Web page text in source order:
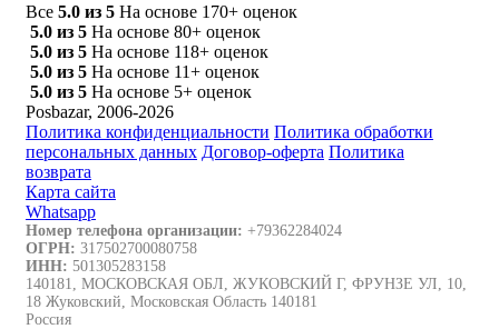
Все 5.0 из 5 На основе 170+ оценок
5.0 из 5 На основе 80+ оценок
5.0 из 5 На основе 118+ оценок
5.0 из 5 На основе 11+ оценок
5.0 из 5 На основе 5+ оценок
Posbazar, 2006-2026
Политика конфиденциальности Политика обработки
персональных данных Договор-оферта Политика
возврата
Карта сайта
Whatsapp
Номер телефона организации: +79362284024
ОГРН: 317502700080758
ИНН: 501305283158
140181, МОСКОВСКАЯ ОБЛ, ЖУКОВСКИЙ Г, ФРУНЗЕ УЛ, 10,
18 Жуковский, Московская Область 140181
Россия